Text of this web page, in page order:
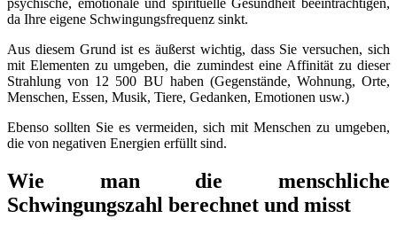
psychische, emotionale und spirituelle Gesundheit beeinträchtigen,
da Ihre eigene Schwingungsfrequenz sinkt.
Aus diesem Grund ist es äußerst wichtig, dass Sie versuchen, sich
mit Elementen zu umgeben, die zumindest eine Affinität zu dieser
Strahlung von 12 500 BU haben (Gegenstände, Wohnung, Orte,
Menschen, Essen, Musik, Tiere, Gedanken, Emotionen usw.)
Ebenso sollten Sie es vermeiden, sich mit Menschen zu umgeben,
die von negativen Energien erfüllt sind.
Wie man die menschliche
Schwingungszahl berechnet und misst